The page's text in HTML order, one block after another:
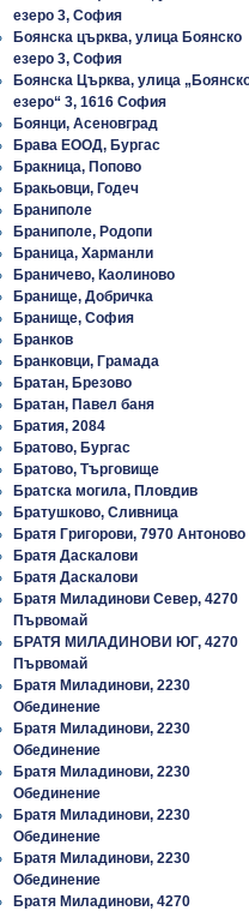
езеро 3, София
Боянска църква, улица Боянско
езеро 3, София
Боянска Църква, улица
езеро“ 3, 1616 София
Боянци, Асеновград
Брава ЕООД, Бургас
Бракница, Попово
Бракьовци, Годеч
Браниполе
Браниполе, Родопи
Браница, Харманли
Браничево, Каолиново
Бранище, Добричка
Бранище, София
Бранков
Бранковци, Грамада
Братан, Брезово
Братан, Павел баня
Братия, 2084
Братово, Бургас
Братово, Търговище
Братска могила, Пловдив
Братушково, Сливница
Братя Григорови, 7970 Антоново
Братя Даскалови
Братя Даскалови
Братя Миладинови Cевер, 4270
Първомай
БРАТЯ МИЛАДИНОВИ ЮГ, 4270
Първомай
Братя Миладинови, 2230
Обединение
Братя Миладинови, 2230
Обединение
Братя Миладинови, 2230
Обединение
Братя Миладинови, 2230
Обединение
Братя Миладинови, 2230
Обединение
Братя Миладинови, 4270